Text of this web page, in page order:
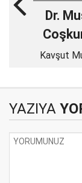
Dr.
Kavşut
YAZIYA